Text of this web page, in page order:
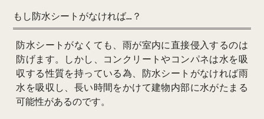
もし防水シートがなければ…？
防水シートがなくても、雨が室内に直接侵入するのは
防げます。しかし、コンクリートやコンパネは水を吸
収する性質を持っている為、防水シートがなければ雨
水を吸収し、長い時間をかけて建物内部に水がたまる
可能性があるのです。